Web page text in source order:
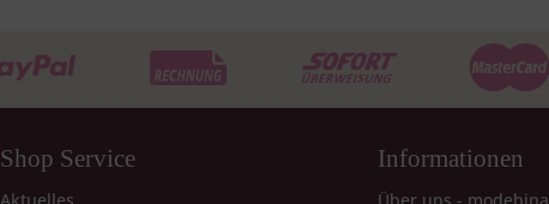
Shop Service Informationen